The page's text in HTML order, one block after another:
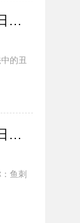
蚂蚁庄园今日最新答案在文章末 7.27日蚂蚁庄园今日正确答案汇总
的丑
蚂蚁庄园今日最新答案在文章末 7.26日蚂蚁庄园今日正确答案汇总
鱼刺